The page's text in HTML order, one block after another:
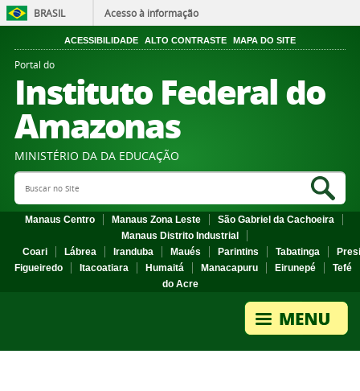
BRASIL Acesso à informação
ACESSIBILIDADE ALTO CONTRASTE MAPA DO SITE
Portal do
Instituto Federal do
Amazonas
MINISTÉRIO DA DA EDUCAÇÃO
Search Site
Manaus Centro Manaus Zona Leste
São Gabriel da Cachoeira
Manaus Distrito Industrial
Coari
Lábrea Iranduba Maués Parintins Tabatinga
Figueiredo
Itacoatiara Humaitá Manacapuru Eirunepé
Tefé
do Acre